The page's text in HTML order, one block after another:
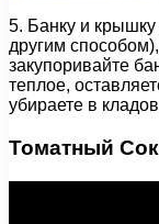
5. Банку и крышку
другим
закупоривайте
теплое,
убираете в
Томатный